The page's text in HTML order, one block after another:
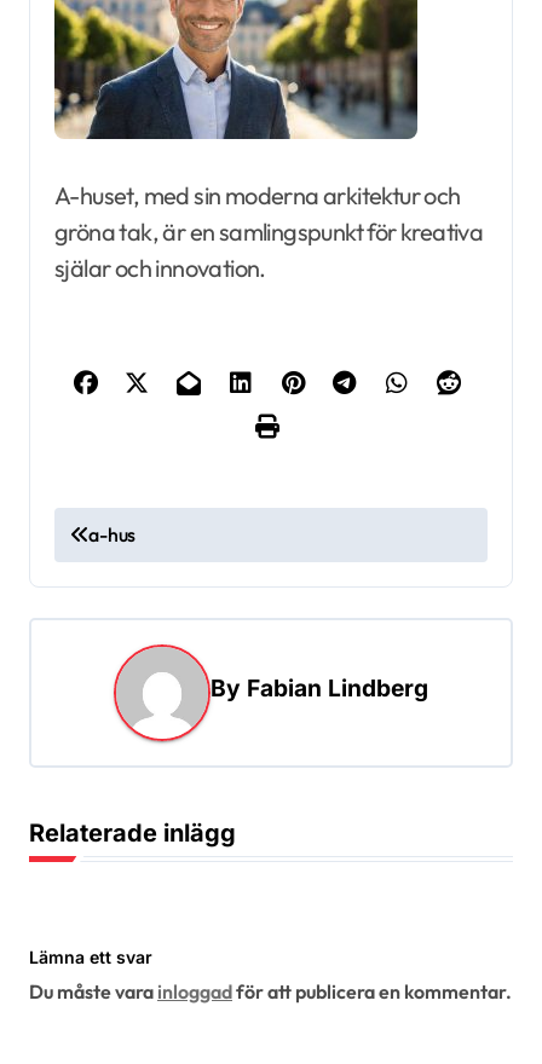
A-huset, med sin moderna arkitektur och
gröna tak, är en samlingspunkt för kreativa
själar och innovation.
n
s
a
g
e
a-hus
By Fabian Lindberg
Relaterade inlägg
Lämna ett svar
Du måste vara inloggadför att publicera en kommentar.